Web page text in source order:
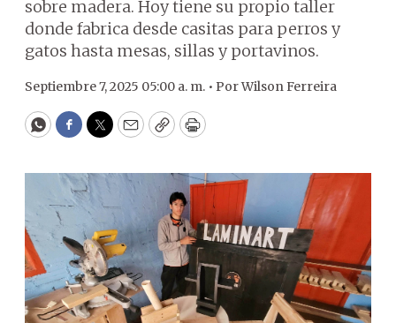
sobre madera. Hoy tiene su propio taller
donde fabrica desde casitas para perros y
gatos hasta mesas, sillas y portavinos.
Septiembre 7, 2025 05:00 a. m. • PorWilson Ferreira
WhatsApp
Facebook
Twitter
EmailCopyPrint